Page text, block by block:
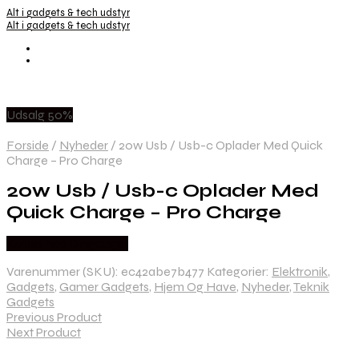
Alt i gadgets & tech udstyr
Alt i gadgets & tech udstyr
Udsalg 50%
Forside / Nyheder / 20w Usb / Usb-c Oplader Med Quick
Charge – Pro Charge
20w Usb / Usb-c Oplader Med
Quick Charge – Pro Charge
Varenummer (SKU): ec42abe7b477 Kategorier: Elektronik,
Gadgets, Gamer Gadgets, Hjem Og Have, Nyheder,Teknik
Gadgets
Previous Product
Next Product